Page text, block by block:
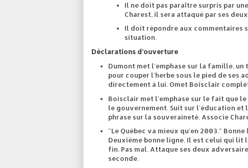
Il ne doit pas paraître surpris par
Charest, il sera attaqué par ses
Il doit répondre aux commentaires
situation.
Déclarations d’ouverture
Dumont met l'emphase sur la famille,
pour couper l'herbe sous le pied de ses
directement à lui. Omet Boisclair
Boisclair met l'emphase sur le fait que
le gouvernement. Suit sur l'éducation et
phrase sur la souveraineté. Associe
"Le Québec va mieux qu'en 2003."
Deuxième bonne ligne. Il est celui qui lit
fin. Pas mal. Attaque ses deux
seconde.